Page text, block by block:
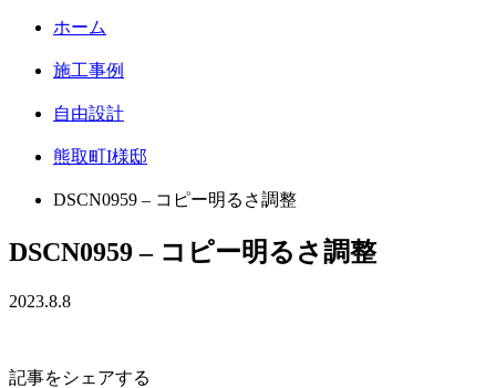
ホーム
施工事例
自由設計
熊取町I様邸
DSCN0959 – コピー明るさ調整
DSCN0959 – コピー明るさ調整
2023.8.8
記事をシェアする